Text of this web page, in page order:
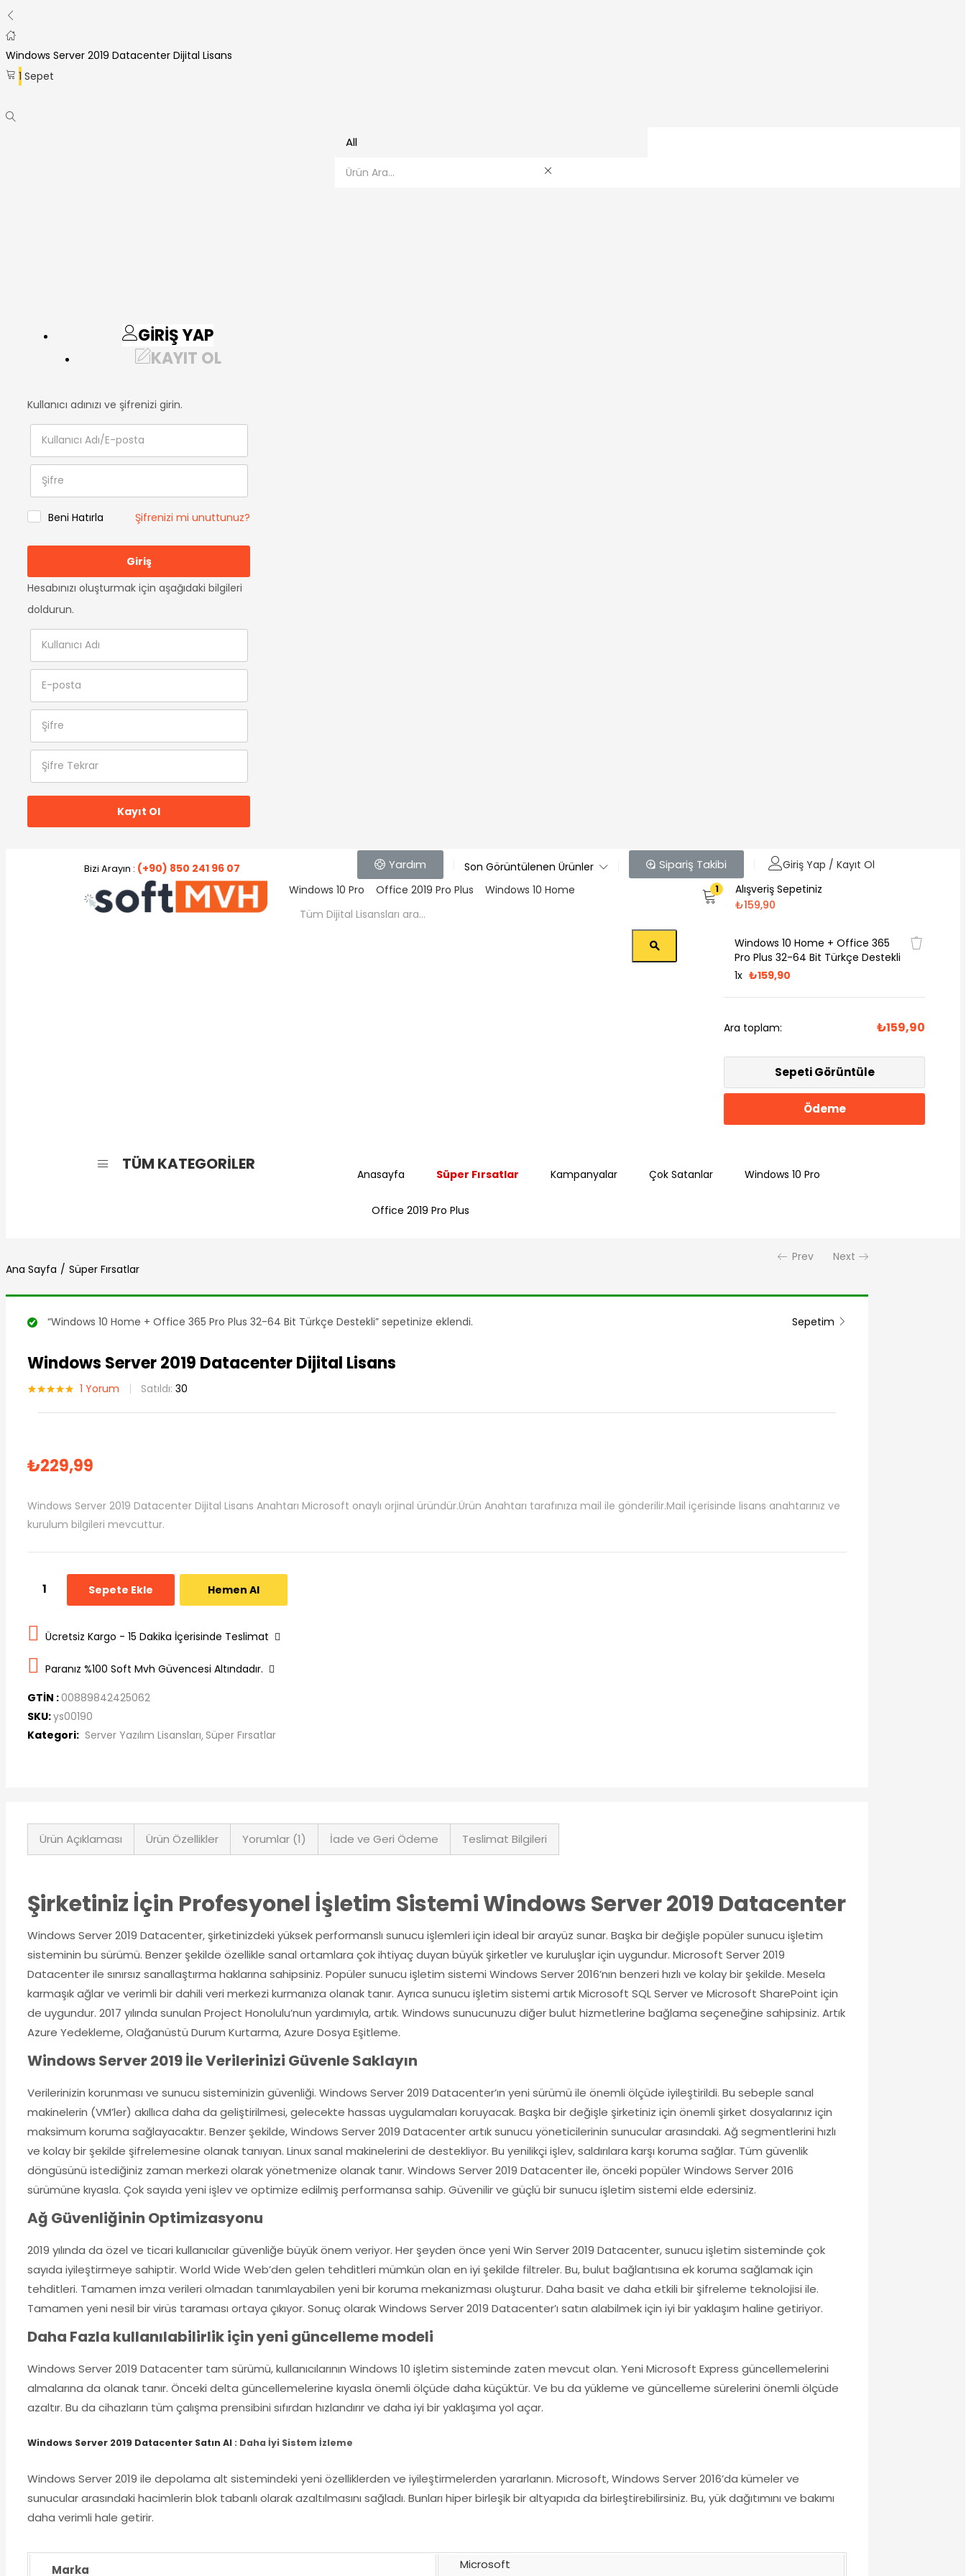
Windows Server 2019 Datacenter Dijital Lisans
1 Sepet
GIRIŞ YAP
KAYIT OL
Kullanıcı adınızı ve şifrenizi girin.
Beni Hatırla Şifrenizi mi unuttunuz?
Hesabınızı oluşturmak için aşağıdaki bilgileri
doldurun.
Bizi Arayın : (+90) 850 241 96 07 Yardım Son Görüntülenen Ürünler Sipariş Takibi
Giriş Yap / Kayıt Ol
Windows 10 Pro
Office 2019 Pro Plus Windows 10 Home 1
Alışveriş Sepetiniz
₺159,90
Windows 10 Home + Office 365
Pro Plus 32-64 Bit Türkçe Destekli
1x ₺159,90
Ara toplam: ₺159,90
Sepeti Görüntüle
Ödeme
TÜM KATEGORİLER
Anasayfa Süper Fırsatlar Kampanyalar Çok Satanlar Windows 10 Pro
Office 2019 Pro Plus
Ana Sayfa Süper Fırsatlar
Prev Next
“Windows 10 Home + Office 365 Pro Plus 32-64 Bit Türkçe Destekli” sepetinize eklendi. Sepetim
Windows Server 2019 Datacenter Dijital Lisans
puanına
1 Yorum Satıldı: 30
₺229,99
Windows Server 2019 Datacenter Dijital Lisans Anahtarı Microsoft onaylı orjinal üründür.Ürün Anahtarı tarafınıza mail ile gönderilir.Mail içerisinde lisans anahtarınız ve
kurulum bilgileri mevcuttur.
Sepete Ekle Hemen Al
Ücretsiz Kargo - 15 Dakika İçerisinde Teslimat
Paranız %100 Soft Mvh Güvencesi Altındadır.
GTİN :00889842425062
SKU:ys00190
Kategori: Server Yazılım Lisansları Süper Fırsatlar
Ürün Açıklaması Ürün Özellikler Yorumlar (1) İade ve Geri Ödeme Teslimat Bilgileri
Şirketiniz İçin Profesyonel İşletim Sistemi Windows Server 2019 Datacenter
Windows Server 2019 Datacenter, şirketinizdeki yüksek performanslı sunucu işlemleri için ideal bir arayüz sunar. Başka bir değişle popüler sunucu işletim
sisteminin bu sürümü. Benzer şekilde özellikle sanal ortamlara çok ihtiyaç duyan büyük şirketler ve kuruluşlar için uygundur. Microsoft Server 2019
Datacenter ile sınırsız sanallaştırma haklarına sahipsiniz. Popüler sunucu işletim sistemi Windows Server 2016’nın benzeri hızlı ve kolay bir şekilde. Mesela
karmaşık ağlar ve verimli bir dahili veri merkezi kurmanıza olanak tanır. Ayrıca sunucu işletim sistemi artık Microsoft SQL Server ve Microsoft SharePoint için
de uygundur. 2017 yılında sunulan Project Honolulu’nun yardımıyla, artık. Windows sunucunuzu diğer bulut hizmetlerine bağlama seçeneğine sahipsiniz. Artık
Azure Yedekleme, Olağanüstü Durum Kurtarma, Azure Dosya Eşitleme.
Windows Server 2019 İle Verilerinizi Güvenle Saklayın
Verilerinizin korunması ve sunucu sisteminizin güvenliği. Windows Server 2019 Datacenter’ın yeni sürümü ile önemli ölçüde iyileştirildi. Bu sebeple sanal
makinelerin (VM’ler) akıllıca daha da geliştirilmesi, gelecekte hassas uygulamaları koruyacak. Başka bir değişle şirketiniz için önemli şirket dosyalarınız için
maksimum koruma sağlayacaktır. Benzer şekilde, Windows Server 2019 Datacenter artık sunucu yöneticilerinin sunucular arasındaki. Ağ segmentlerini hızlı
ve kolay bir şekilde şifrelemesine olanak tanıyan. Linux sanal makinelerini de destekliyor. Bu yenilikçi işlev, saldırılara karşı koruma sağlar. Tüm güvenlik
döngüsünü istediğiniz zaman merkezi olarak yönetmenize olanak tanır. Windows Server 2019 Datacenter ile, önceki popüler Windows Server 2016
sürümüne kıyasla. Çok sayıda yeni işlev ve optimize edilmiş performansa sahip. Güvenilir ve güçlü bir sunucu işletim sistemi elde edersiniz.
Ağ Güvenliğinin Optimizasyonu
2019 yılında da özel ve ticari kullanıcılar güvenliğe büyük önem veriyor. Her şeyden önce yeni Win Server 2019 Datacenter, sunucu işletim sisteminde çok
sayıda iyileştirmeye sahiptir. World Wide Web’den gelen tehditleri mümkün olan en iyi şekilde filtreler. Bu, bulut bağlantısına ek koruma sağlamak için
tehditleri. Tamamen imza verileri olmadan tanımlayabilen yeni bir koruma mekanizması oluşturur. Daha basit ve daha etkili bir şifreleme teknolojisi ile.
Tamamen yeni nesil bir virüs taraması ortaya çıkıyor. Sonuç olarak Windows Server 2019 Datacenter’ı satın alabilmek için iyi bir yaklaşım haline getiriyor.
Daha Fazla kullanılabilirlik için yeni güncelleme modeli
Windows Server 2019 Datacenter tam sürümü, kullanıcılarının Windows 10 işletim sisteminde zaten mevcut olan. Yeni Microsoft Express güncellemelerini
almalarına da olanak tanır. Önceki delta güncellemelerine kıyasla önemli ölçüde daha küçüktür. Ve bu da yükleme ve güncelleme sürelerini önemli ölçüde
azaltır. Bu da cihazların tüm çalışma prensibini sıfırdan hızlandırır ve daha iyi bir yaklaşıma yol açar.
Windows Server 2019 Datacenter Satın Al : Daha İyi Sistem İzleme
Windows Server 2019 ile depolama alt sistemindeki yeni özelliklerden ve iyileştirmelerden yararlanın. Microsoft, Windows Server 2016’da kümeler ve
sunucular arasındaki hacimlerin blok tabanlı olarak azaltılmasını sağladı. Bunları hiper birleşik bir altyapıda da birleştirebilirsiniz. Bu, yük dağıtımını ve bakımı
daha verimli hale getirir.
Marka Microsoft